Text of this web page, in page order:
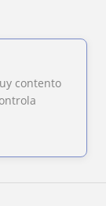
contento